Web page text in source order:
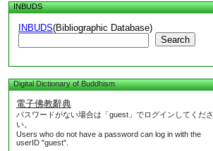
INBUDS
INBUDS(Bibliographic Database)
Search
Digital Dictionary of Buddhism
電子佛教辭典
パスワードがない場合は「guest」でログインしてくださ
い。
Users who do not have a password can log in with the
userID "guest".